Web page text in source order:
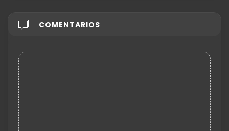
COMENTARIOS